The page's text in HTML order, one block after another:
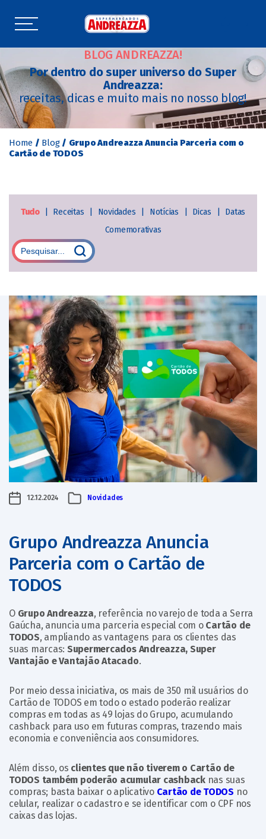
BLOG ANDREAZZA!
Por dentro do super universo do Super
Andreazza:
receitas, dicas e muito mais no nosso blog!
Home / Blog / Grupo Andreazza Anuncia Parceria com o
Cartão de TODOS
Tudo Receitas Novidades Notícias Dicas
Datas
Comemorativas
12.12.2024 Novidades
Grupo Andreazza Anuncia
Parceria com o Cartão de
TODOS
O Grupo Andreazza, referência no varejo de toda a Serra
Gaúcha, anuncia uma parceria especial com o Cartão de
TODOS, ampliando as vantagens para os clientes das
suas marcas: Supermercados Andreazza, Super
Vantajão e Vantajão Atacado.
Por meio dessa iniciativa, os mais de 350 mil usuários do
Cartão de TODOS em todo o estado poderão realizar
compras em todas as 49 lojas do Grupo, acumulando
cashback para uso em futuras compras, trazendo mais
economia e conveniência aos consumidores.
Além disso, os clientes que não tiverem o Cartão de
TODOS também poderão acumular cashbacknas suas
compras; basta baixar o aplicativo Cartão de TODOS no
celular, realizar o cadastro e se identificar com o CPF nos
caixas das lojas.